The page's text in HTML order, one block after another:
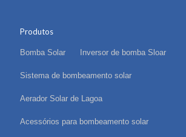
Produtos
Bomba Solar Inversor de bomba Sloar
Sistema de bombeamento solar
Aerador Solar de Lagoa
Acessórios para bombeamento solar